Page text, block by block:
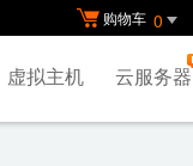
购物车 0
虚拟主机 云服务器